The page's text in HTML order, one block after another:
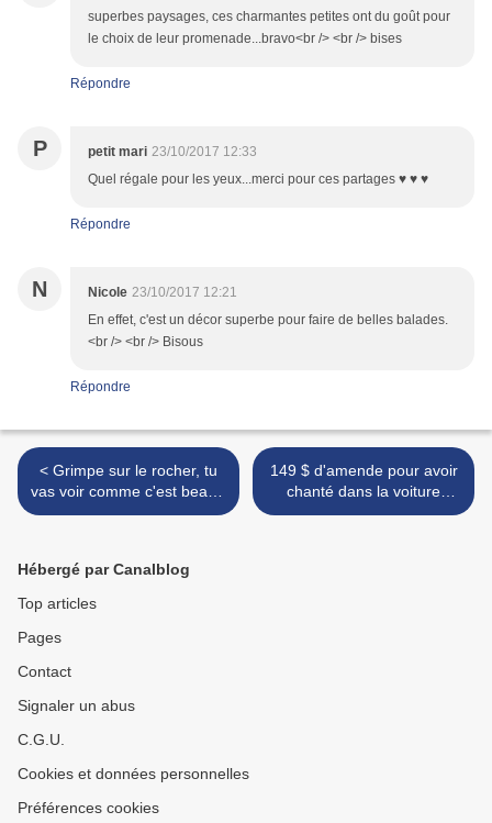
superbes paysages, ces charmantes petites ont du goût pour
le choix de leur promenade...bravo<br /> <br /> bises
Répondre
P petit mari 23/10/2017 12:33
Quel régale pour les yeux...merci pour ces partages ♥ ♥ ♥
Répondre
N Nicole 23/10/2017 12:21
En effet, c'est un décor superbe pour faire de belles balades.
<br /> <br /> Bisous
Répondre
< Grimpe sur le rocher, tu
vas voir comme c'est beau -
Climb on the rock, you'll see
149 $ d'amende pour avoir
chanté dans la voiture
!!!!!!!!! ça s'améliore au
Hébergé par Canalblog
Top articles
Pages
Contact
Signaler un abus
C.G.U.
Cookies et données personnelles
Préférences cookies